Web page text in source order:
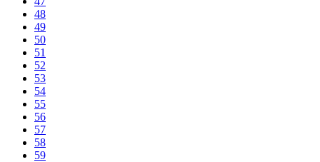
48
49
50
51
52
53
54
55
56
57
58
59